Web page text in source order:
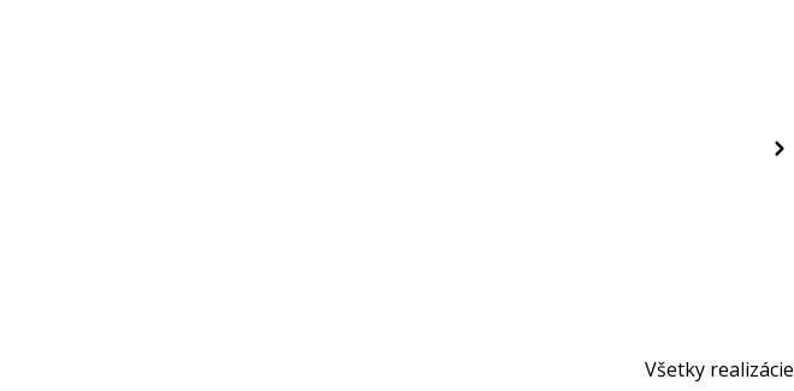
Všetky realizácie